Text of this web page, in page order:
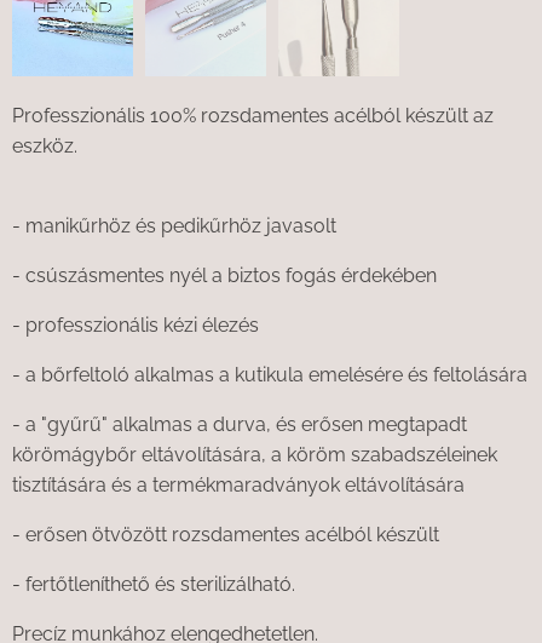
Professzionális 100% rozsdamentes acélból készült az
eszköz.
- manikűrhöz és pedikűrhöz javasolt
- csúszásmentes nyél a biztos fogás érdekében
- professzionális kézi élezés
- a bőrfeltoló alkalmas a kutikula emelésére és feltolására
- a "gyűrű" alkalmas a durva, és erősen megtapadt
körömágybőr eltávolítására, a köröm szabadszéleinek
tisztítására és a termékmaradványok eltávolítására
- erősen ötvözött rozsdamentes acélból készült
- fertőtleníthető és sterilizálható.
Precíz munkához elengedhetetlen.